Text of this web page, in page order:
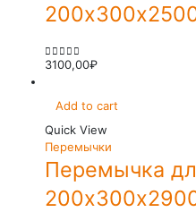
0out of 5
3100,00₽
Add to cart
Quick View
Перемычки
Перемычка